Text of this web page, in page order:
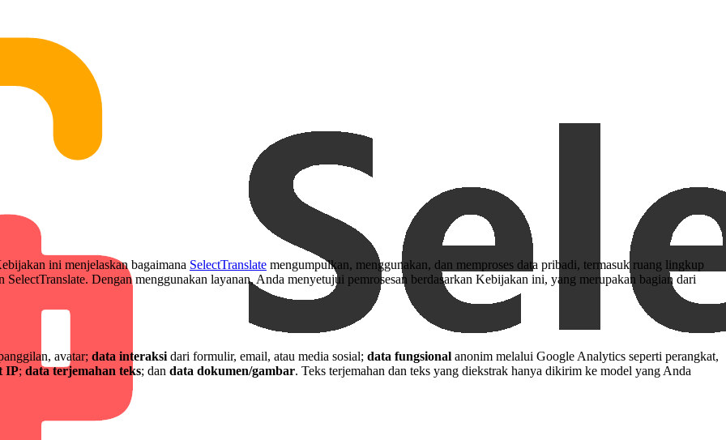
ini menjelaskan bagaimana SelectTranslate mengumpulkan, menggunakan, dan memproses data pribadi, termasuk ruang lingkup
Dengan menggunakan layanan, Anda menyetujui pemrosesan berdasarkan Kebijakan ini, yang merupakan bagian dari
avatar; data interaksi dari formulir, email, atau media sosial; data fungsional anonim melalui Google Analytics seperti perangkat,
IP; data terjemahan teks; dan data dokumen/gambar. Teks terjemahan dan teks yang diekstrak hanya dikirim ke model yang Anda